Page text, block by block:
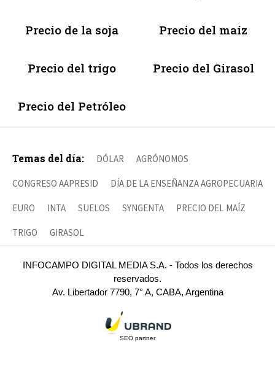
Precio de la soja Precio del maíz
Precio del trigo Precio del Girasol
Precio del Petróleo
Temas del día: DÓLAR AGRÓNOMOS
CONGRESO AAPRESID DÍA DE LA ENSEÑANZA AGROPECUARIA
EURO INTA SUELOS SYNGENTA PRECIO DEL MAÍZ
TRIGO GIRASOL
INFOCAMPO DIGITAL MEDIA S.A. - Todos los derechos
reservados.
Av. Libertador 7790, 7° A, CABA, Argentina
SEO partner